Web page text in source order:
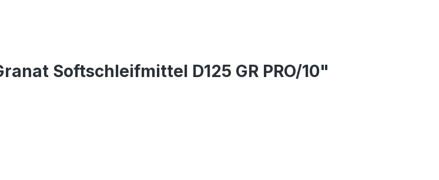
Softschleifmittel D125 GR PRO/10"